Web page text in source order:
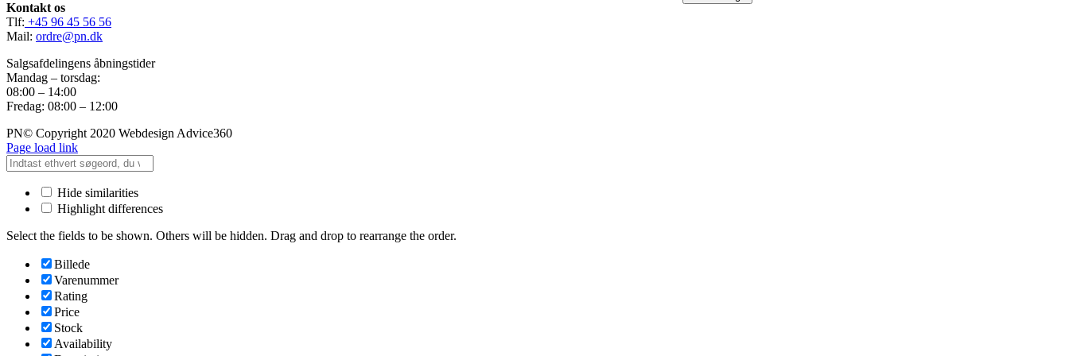
Kontakt os
Tlf: +45 96 45 56 56
Mail: ordre@pn.dk
Salgsafdelingens åbningstider
Mandag – torsdag:
08:00 – 14:00
Fredag: 08:00 – 12:00
PN© Copyright 2020 Webdesign Advice360
Page load link
Hide similarities
Highlight differences
Select the fields to be shown. Others will be hidden. Drag and drop to rearrange the order.
Billede
Varenummer
Rating
Price
Stock
Availability